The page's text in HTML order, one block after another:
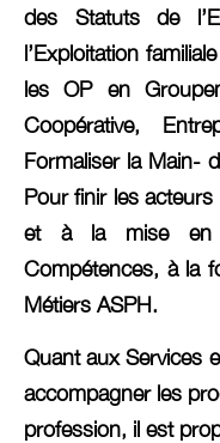
des Statuts de
l’Exploitation
les OP en
Coopérative,
Formaliser la Main-
Pour finir les
et à la mise en
Compétences, à la
Métiers ASPH.
Quant aux Services
accompagner les
profession, il est